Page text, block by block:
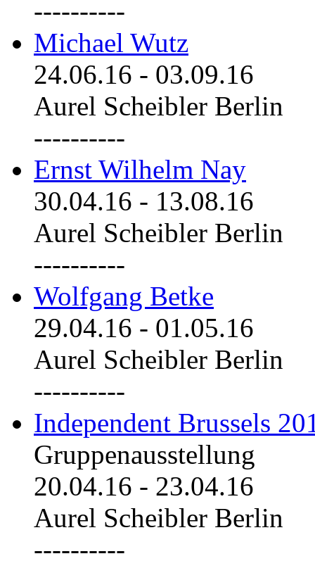
----------
Michael Wutz
24.06.16 - 03.09.16
Aurel Scheibler Berlin
----------
Ernst Wilhelm Nay
30.04.16 - 13.08.16
Aurel Scheibler Berlin
----------
Wolfgang Betke
29.04.16 - 01.05.16
Aurel Scheibler Berlin
----------
Independent Brussels
Gruppenausstellung
20.04.16 - 23.04.16
Aurel Scheibler Berlin
----------